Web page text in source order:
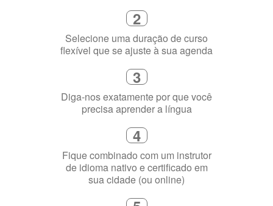
1
Escolha um curso presencial ou
online
2
Selecione uma duração de curso
flexível que se ajuste à sua agenda
3
Diga-nos exatamente por que você
precisa aprender a língua
4